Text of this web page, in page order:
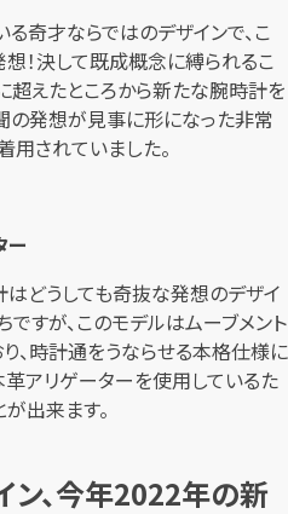
奇才ならではのデザインで、こ
！決して既成概念に縛られるこ
超えたところから新たな腕時計を
の発想が見事に形になった非常
用されていました。
ー
はどうしても奇抜な発想のデザイ
すが、このモデルはムーブメント
、時計通をうならせる本格仕様に
革アリゲーターを使用しているた
出来ます。
ン、今年2022年の新